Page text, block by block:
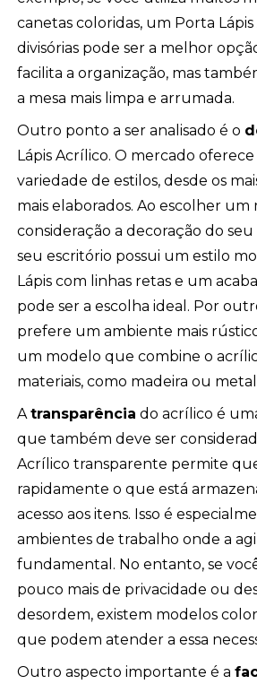
canetas coloridas, um Porta
divisórias pode ser a melhor
facilita a organização, mas
a mesa mais limpa e arrumada.
Outro ponto a ser analisado é o
Lápis Acrílico. O mercado
variedade de estilos, desde os
mais elaborados. Ao escolher
consideração a decoração do
seu escritório possui um estilo
Lápis com linhas retas e um
pode ser a escolha ideal. Por
prefere um ambiente mais
um modelo que combine o
materiais, como madeira ou
Atransparência do acrílico é
que também deve ser
Acrílico transparente permite
rapidamente o que está
acesso aos itens. Isso é
ambientes de trabalho onde a
fundamental. No entanto, se
pouco mais de privacidade ou
desordem, existem modelos
que podem atender a essa
Outro aspecto importante é a